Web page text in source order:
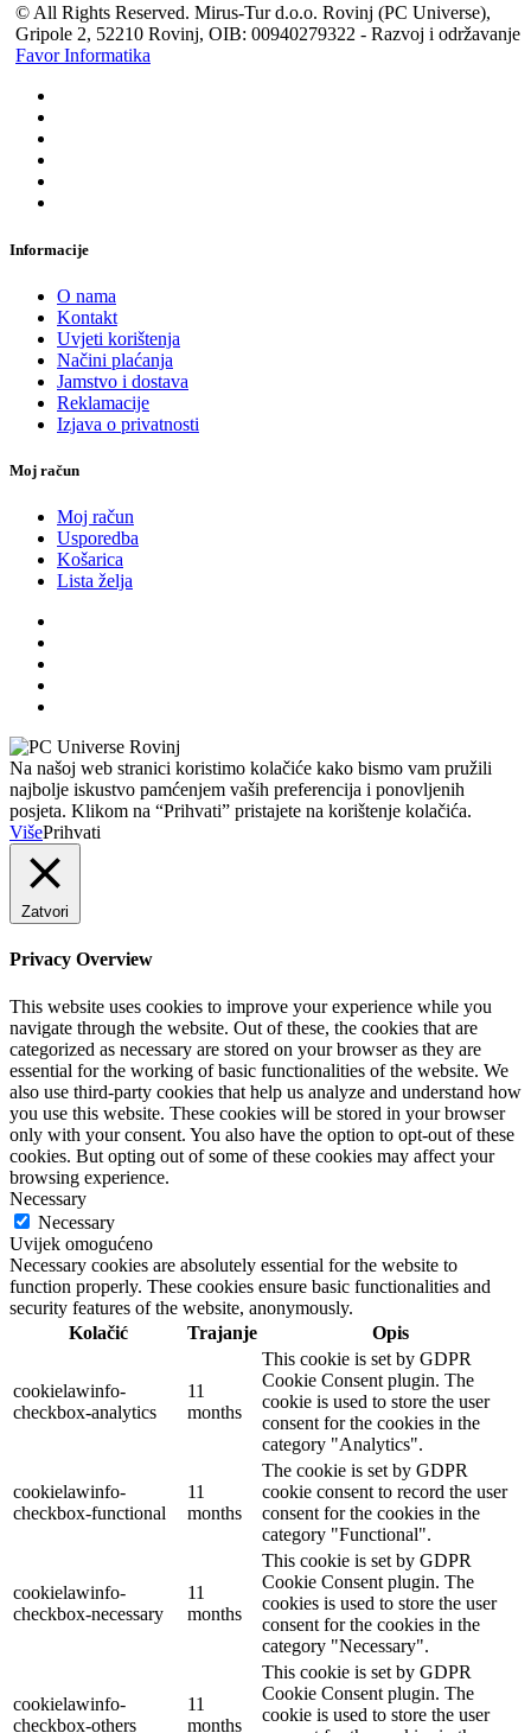
© All Rights Reserved. Mirus-Tur d.o.o. Rovinj (PC Universe),
Gripole 2, 52210 Rovinj, OIB: 00940279322 - Razvoj i održavanje
Favor Informatika
Informacije
O nama
Kontakt
Uvjeti korištenja
Načini plaćanja
Jamstvo i dostava
Reklamacije
Izjava o privatnosti
Moj račun
Moj račun
Usporedba
Košarica
Lista želja
Na našoj web stranici koristimo kolačiće kako bismo vam pružili
najbolje iskustvo pamćenjem vaših preferencija i ponovljenih
posjeta. Klikom na “Prihvati” pristajete na korištenje kolačića.
VišePrihvati
Zatvori
Privacy Overview
This website uses cookies to improve your experience while you
navigate through the website. Out of these, the cookies that are
categorized as necessary are stored on your browser as they are
essential for the working of basic functionalities of the website. We
also use third-party cookies that help us analyze and understand how
you use this website. These cookies will be stored in your browser
only with your consent. You also have the option to opt-out of these
cookies. But opting out of some of these cookies may affect your
browsing experience.
Necessary
Necessary
Uvijek omogućeno
Necessary cookies are absolutely essential for the website to
function properly. These cookies ensure basic functionalities and
security features of the website, anonymously.
Kolačić
Trajanje Opis
cookielawinfo-
checkbox-analytics
11
months
This cookie is set by GDPR
Cookie Consent plugin. The
cookie is used to store the user
consent for the cookies in the
category "Analytics".
cookielawinfo-
checkbox-functional
11
months
The cookie is set by GDPR
cookie consent to record the user
consent for the cookies in the
category "Functional".
cookielawinfo-
checkbox-necessary
11
months
This cookie is set by GDPR
Cookie Consent plugin. The
cookies is used to store the user
consent for the cookies in the
category "Necessary".
cookielawinfo-
checkbox-others
11
months
This cookie is set by GDPR
Cookie Consent plugin. The
cookie is used to store the user